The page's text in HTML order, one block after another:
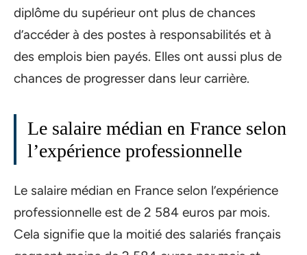
diplôme du supérieur ont plus de chances
d’accéder à des postes à responsabilités et à
des emplois bien payés. Elles ont aussi plus de
chances de progresser dans leur carrière.
Le salaire médian en France selon
l’expérience professionnelle
Le salaire médian en France selon l’expérience
professionnelle est de 2 584 euros par mois.
Cela signifie que la moitié des salariés français